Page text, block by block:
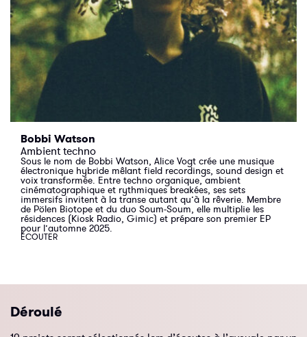
Bobbi Watson
Ambient techno
Sous le nom de Bobbi Watson, Alice Vogt crée une musique
électronique hybride mêlant field recordings, sound design et
voix transformée. Entre techno organique, ambient
cinématographique et rythmiques breakées, ses sets
immersifs invitent à la transe autant qu’à la rêverie. Membre
de Pölen Biotope et du duo Soum-Soum, elle multiplie les
résidences (Kiosk Radio, Gimic) et prépare son premier EP
pour l’automne 2025.
ÉCOUTER
Déroulé